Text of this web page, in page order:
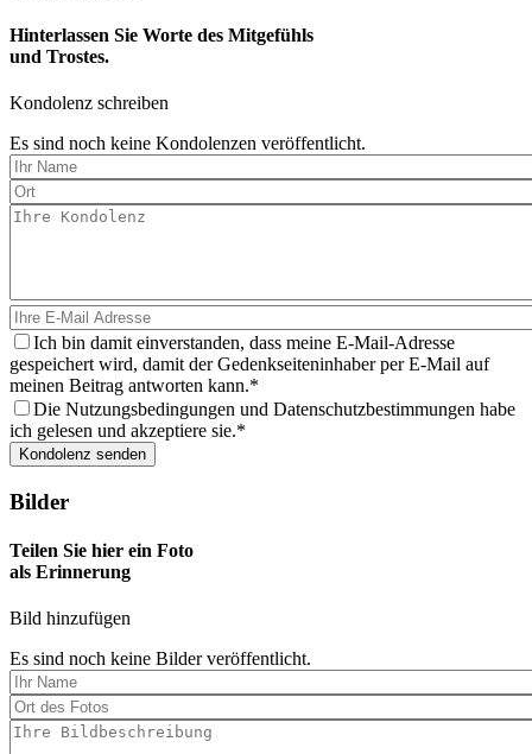
Hinterlassen Sie Worte des Mitgefühls
und Trostes.
Kondolenz schreiben
Es sind noch keine Kondolenzen veröffentlicht.
Ich bin damit einverstanden, dass meine E-Mail-Adresse
gespeichert wird, damit der Gedenkseiteninhaber per E-Mail auf
meinen Beitrag antworten kann.
Die Nutzungsbedingungen und Datenschutzbestimmungen habe
ich gelesen und akzeptiere sie.
Bilder
Teilen Sie hier ein Foto
als Erinnerung
Bild hinzufügen
Es sind noch keine Bilder veröffentlicht.